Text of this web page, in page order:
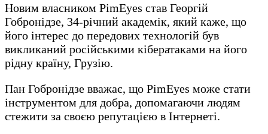
Новим власником PimEyes став Георгій
Гобронідзе, 34-річний академік, який каже, що
його інтерес до передових технологій був
викликаний російськими кібератаками на його
рідну країну, Грузію.
Пан Гобронідзе вважає, що PimEyes може стати
інструментом для добра, допомагаючи людям
стежити за своєю репутацією в Інтернеті.